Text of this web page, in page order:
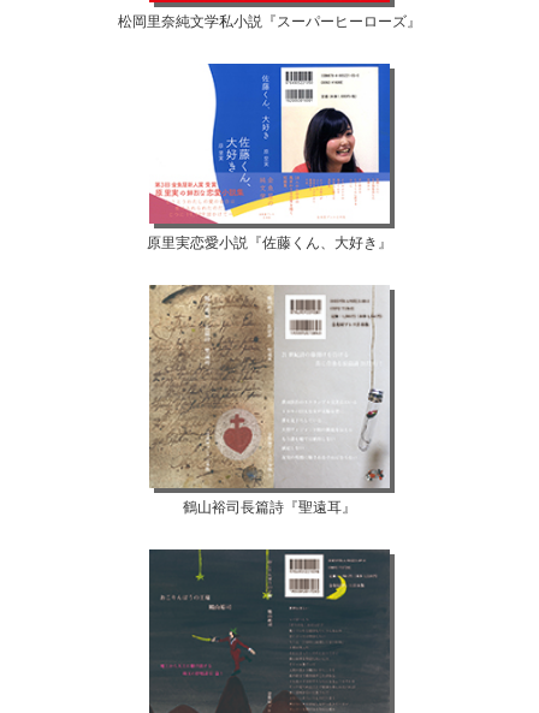
松岡里奈純文学私小説『スーパーヒーローズ』
原里実恋愛小説『佐藤くん、大好き』
鶴山裕司長篇詩『聖遠耳』